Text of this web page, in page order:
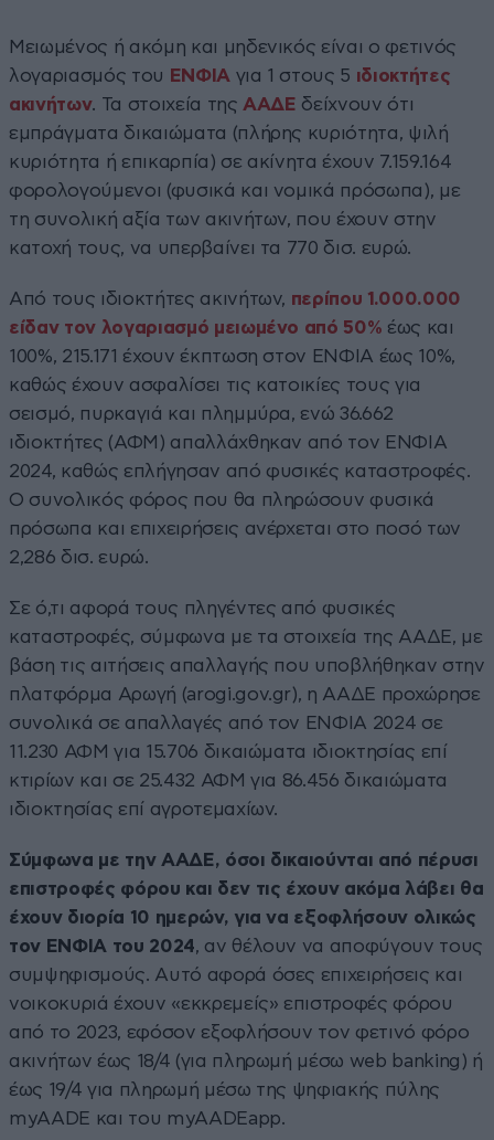
Μειωμένος ή ακόμη και μηδενικός είναι ο φετινός
λογαριασμός του ΕΝΦΙΑ για 1 στους 5 ιδιοκτήτες
ακινήτων. Τα στοιχεία της ΑΑΔΕ δείχνουν ότι
εμπράγματα δικαιώματα (πλήρης κυριότητα, ψιλή
κυριότητα ή επικαρπία) σε ακίνητα έχουν 7.159.164
φορολογούμενοι (φυσικά και νομικά πρόσωπα), με
τη συνολική αξία των ακινήτων, που έχουν στην
κατοχή τους, να υπερβαίνει τα 770 δισ. ευρώ.
Από τους ιδιοκτήτες ακινήτων, περίπου 1.000.000
είδαν τον λογαριασμό μειωμένο από 50% έως και
100%, 215.171 έχουν έκπτωση στον ΕΝΦΙΑ έως 10%,
καθώς έχουν ασφαλίσει τις κατοικίες τους για
σεισμό, πυρκαγιά και πλημμύρα, ενώ 36.662
ιδιοκτήτες (ΑΦΜ) απαλλάχθηκαν από τον ΕΝΦΙΑ
2024, καθώς επλήγησαν από φυσικές καταστροφές.
Ο συνολικός φόρος που θα πληρώσουν φυσικά
πρόσωπα και επιχειρήσεις ανέρχεται στο ποσό των
2,286 δισ. ευρώ.
Σε ό,τι αφορά τους πληγέντες από φυσικές
καταστροφές, σύμφωνα με τα στοιχεία της ΑΑΔΕ, με
βάση τις αιτήσεις απαλλαγής που υποβλήθηκαν στην
πλατφόρμα Αρωγή (arogi.gov.gr), η ΑΑΔΕ προχώρησε
συνολικά σε απαλλαγές από τον ΕΝΦΙΑ 2024 σε
11.230 ΑΦΜ για 15.706 δικαιώματα ιδιοκτησίας επί
κτιρίων και σε 25.432 ΑΦΜ για 86.456 δικαιώματα
ιδιοκτησίας επί αγροτεμαχίων.
Σύμφωνα με την ΑΑΔΕ, όσοι δικαιούνται από πέρυσι
επιστροφές φόρου και δεν τις έχουν ακόμα λάβει θα
έχουν διορία 10 ημερών, για να εξοφλήσουν ολικώς
τον ΕΝΦΙΑ του 2024, αν θέλουν να αποφύγουν τους
συμψηφισμούς. Αυτό αφορά όσες επιχειρήσεις και
νοικοκυριά έχουν «εκκρεμείς» επιστροφές φόρου
από το 2023, εφόσον εξοφλήσουν τον φετινό φόρο
ακινήτων έως 18/4 (για πληρωμή μέσω web banking) ή
έως 19/4 για πληρωμή μέσω της ψηφιακής πύλης
myAADE και του myAADEapp.